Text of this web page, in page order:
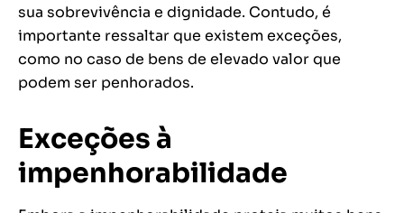
sua sobrevivência e dignidade. Contudo, é
importante ressaltar que existem exceções,
como no caso de bens de elevado valor que
podem ser penhorados.
Exceções à
impenhorabilidade